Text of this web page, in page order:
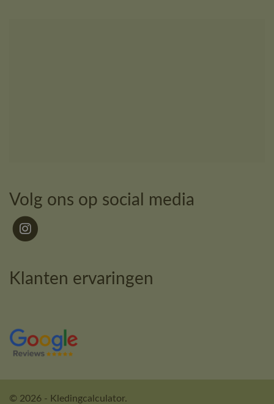
Volg ons op social media
Klanten ervaringen
© 2026 - Kledingcalculator.